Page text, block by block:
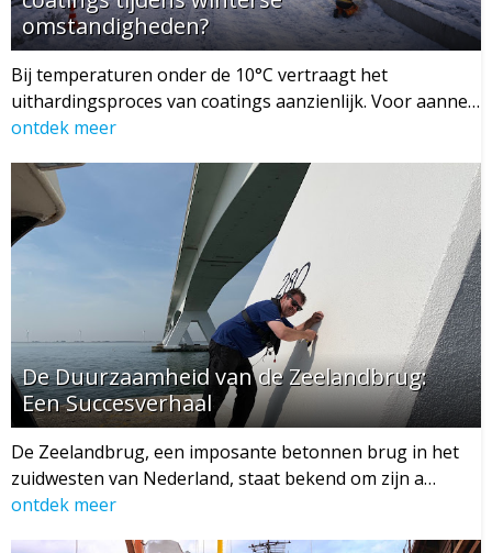
omstandigheden?
Bij temperaturen onder de 10°C vertraagt het
uithardingsproces van coatings aanzienlijk. Voor aanne…
ontdek meer
De Duurzaamheid van de Zeelandbrug:
Een Succesverhaal
De Zeelandbrug, een imposante betonnen brug in het
zuidwesten van Nederland, staat bekend om zijn a…
ontdek meer